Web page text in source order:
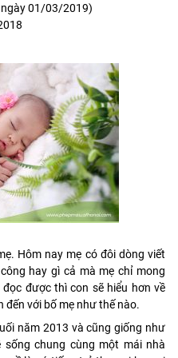
ngày 01/03/2019)
Hôm nay mẹ có đôi dòng viết
hay gì cả mà mẹ chỉ mong
được thì con sẽ hiểu hơn về
đến với bố mẹ như thế nào.
năm 2013 và cũng giống như
chung cùng một mái nhà